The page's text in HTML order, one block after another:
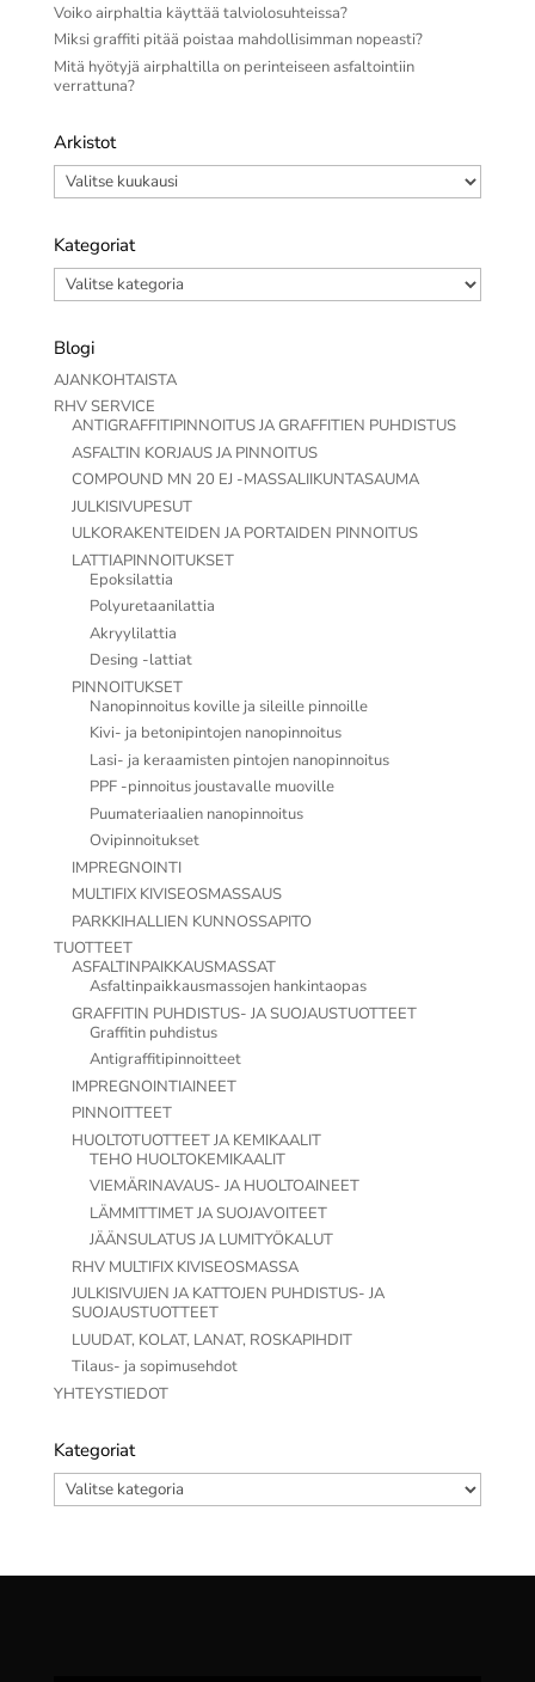
Voiko airphaltia käyttää talviolosuhteissa?
Miksi graffiti pitää poistaa mahdollisimman nopeasti?
Mitä hyötyjä airphaltilla on perinteiseen asfaltointiin
verrattuna?
Arkistot
Arkistot
Kategoriat
Kategoriat
Blogi
AJANKOHTAISTA
RHV SERVICE
ANTIGRAFFITIPINNOITUS JA GRAFFITIEN PUHDISTUS
ASFALTIN KORJAUS JA PINNOITUS
COMPOUND MN 20 EJ -MASSALIIKUNTASAUMA
JULKISIVUPESUT
ULKORAKENTEIDEN JA PORTAIDEN PINNOITUS
LATTIAPINNOITUKSET
Epoksilattia
Polyuretaanilattia
Akryylilattia
Desing -lattiat
PINNOITUKSET
Nanopinnoitus koville ja sileille pinnoille
Kivi- ja betonipintojen nanopinnoitus
Lasi- ja keraamisten pintojen nanopinnoitus
PPF -pinnoitus joustavalle muoville
Puumateriaalien nanopinnoitus
Ovipinnoitukset
IMPREGNOINTI
MULTIFIX KIVISEOSMASSAUS
PARKKIHALLIEN KUNNOSSAPITO
TUOTTEET
ASFALTINPAIKKAUSMASSAT
Asfaltinpaikkausmassojen hankintaopas
GRAFFITIN PUHDISTUS- JA SUOJAUSTUOTTEET
Graffitin puhdistus
Antigraffitipinnoitteet
IMPREGNOINTIAINEET
PINNOITTEET
HUOLTOTUOTTEET JA KEMIKAALIT
TEHO HUOLTOKEMIKAALIT
VIEMÄRINAVAUS- JA HUOLTOAINEET
LÄMMITTIMET JA SUOJAVOITEET
JÄÄNSULATUS JA LUMITYÖKALUT
RHV MULTIFIX KIVISEOSMASSA
JULKISIVUJEN JA KATTOJEN PUHDISTUS- JA
SUOJAUSTUOTTEET
LUUDAT, KOLAT, LANAT, ROSKAPIHDIT
Tilaus- ja sopimusehdot
YHTEYSTIEDOT
Kategoriat
Kategoriat